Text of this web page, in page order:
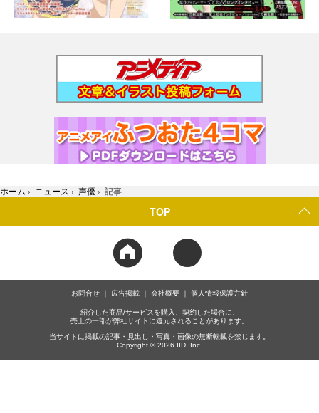
ホーム › ニュース › 声優 › 記事
TOP
お問合せ 広告掲載 会社概要 個人情報保護方針
紹介した商品/サービスを購入、契約した場合に、
売上の一部が弊社サイトに還元されることがあります。
当サイトに掲載の記事・見出し・写真・画像の無断転載を禁じます。
Copyright © 2026 IID, Inc.